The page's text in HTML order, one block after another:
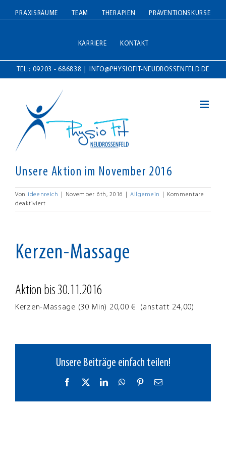
Inhalt
PRAXISRÄUME TEAM THERAPIEN PRÄVENTIONSKURSE
KARRIERE KONTAKT
TEL.: 09203 - 686838 INFO@PHYSIOFIT-NEUDROSSENFELD.DE
Unsere Aktion im November 2016
Von ideenreich November 6th, 2016 Allgemein
Kommentare
deaktiviertfür
Unsere
2016
grösseres
Bild
Kerzen-Massage
Aktion bis 30.11.2016
Kerzen-Massage (30 Min) 20,00 € (anstatt24,00)
Unsere Beiträge einfach teilen!
Facebook LinkedInWhatsApp
Pinterest